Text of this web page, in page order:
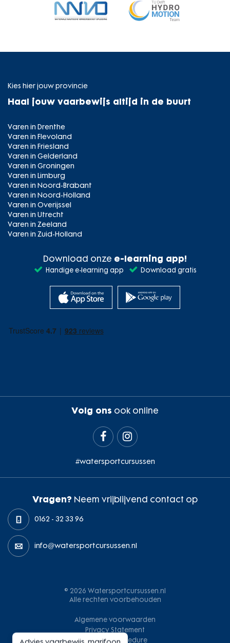
Kies hier jouw provincie
Haal jouw vaarbewijs altijd in de buurt
Varen in Drenthe
Varen in Flevoland
Varen in Friesland
Varen in Gelderland
Varen in Groningen
Varen in Limburg
Varen in Noord-Brabant
Varen in Noord-Holland
Varen in Overijssel
Varen in Utrecht
Varen in Zeeland
Varen in Zuid-Holland
Download onze e-learning app!
Handige e-learning app Download gratis
Volg ons ook online
 
#watersportcursussen
Vragen? Neem vrijblijvend contact op
0162 - 32 33 96
info@watersportcursussen.nl
© 2026 Watersportcursussen.nl
Alle rechten voorbehouden
Algemene voorwaarden
Privacy Statement
Klachtenprocedure